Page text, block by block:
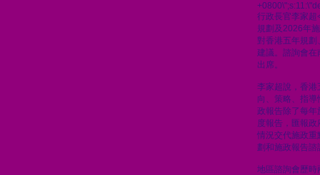
行政長官李家超
規劃及2026年
對香港五年規劃
建議。諮詢會
出席。
李家超說，香港
向、策略、指
政報告除了每年
度報告，匯報
情況交代施政重
劃和施政報告諮
地區諮詢會歷時